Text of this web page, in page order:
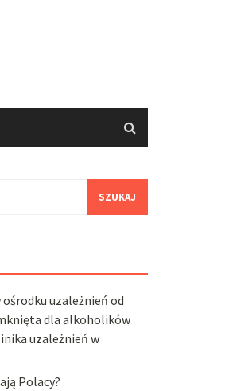
uzależnień od
dla alkoholików
uzależnień w
Polacy?